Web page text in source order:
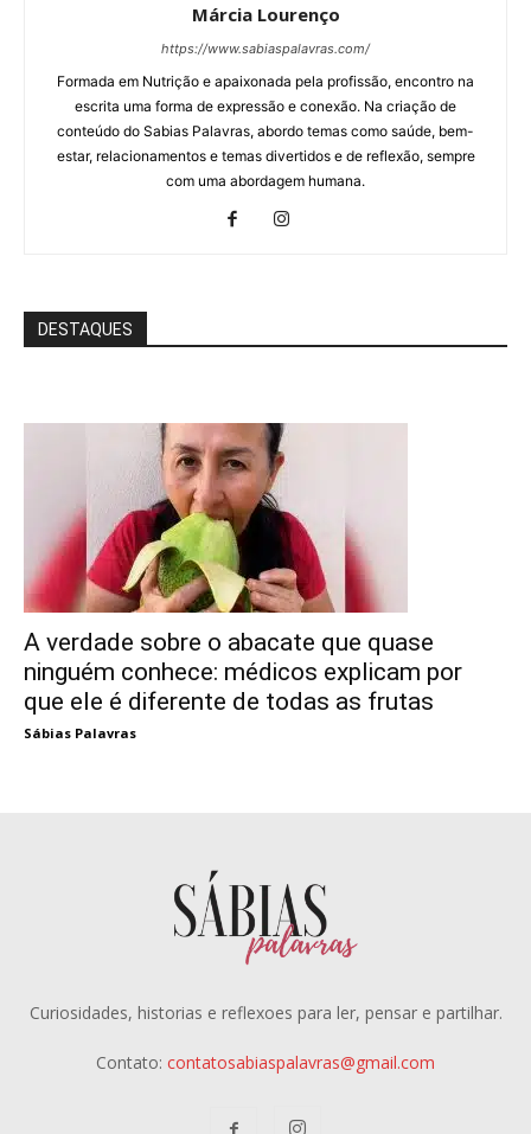
Márcia Lourenço
https://www.sabiaspalavras.com/
Formada em Nutrição e apaixonada pela profissão, encontro na
escrita uma forma de expressão e conexão. Na criação de
conteúdo do Sabias Palavras, abordo temas como saúde, bem-
estar, relacionamentos e temas divertidos e de reflexão, sempre
com uma abordagem humana.
DESTAQUES
A verdade sobre o abacate que quase
ninguém conhece: médicos explicam por
que ele é diferente de todas as frutas
Sábias Palavras
Curiosidades, historias e reflexoes para ler, pensar e partilhar.
Contato: contatosabiaspalavras@gmail.com